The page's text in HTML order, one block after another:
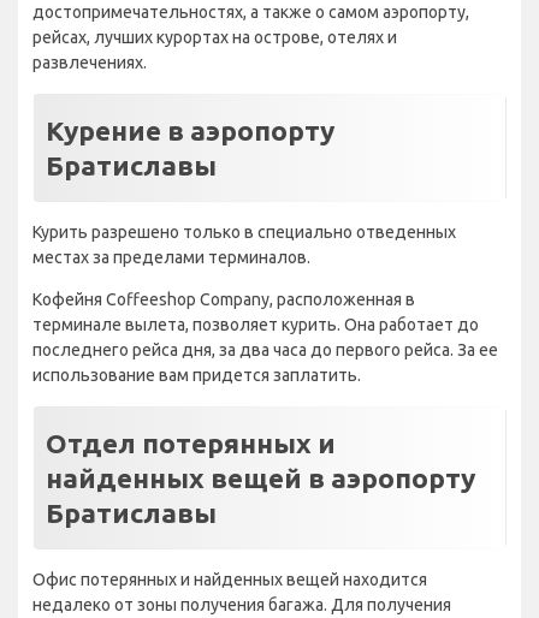
достопримечательностях, а также о самом аэропорту,
рейсах, лучших курортах на острове, отелях и
развлечениях.
Курение в аэропорту
Братиславы
Курить разрешено только в специально отведенных
местах за пределами терминалов.
Кофейня Coffeeshop Company, расположенная в
терминале вылета, позволяет курить. Она работает до
последнего рейса дня, за два часа до первого рейса. За ее
использование вам придется заплатить.
Отдел потерянных и
найденных вещей в аэропорту
Братиславы
Офис потерянных и найденных вещей находится
недалеко от зоны получения багажа. Для получения